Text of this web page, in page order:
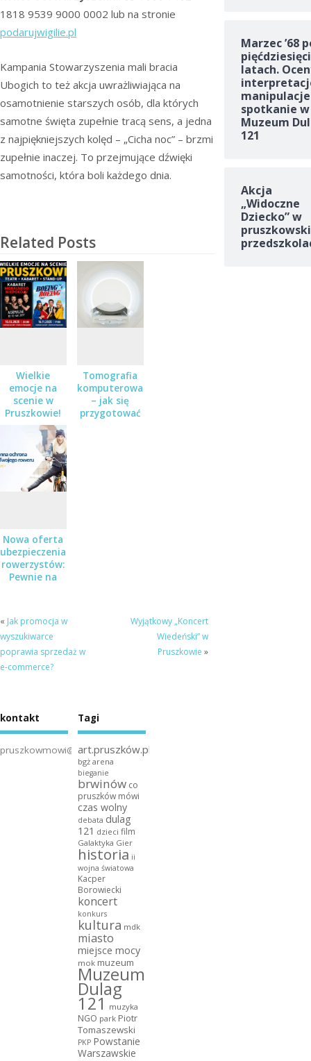
1818 9539 9000 0002 lub na stronie
podarujwigilie.pl
Kampania Stowarzyszenia mali bracia
Ubogich to też akcja uwrażliwiająca na
osamotnienie starszych osób, dla których
samotne święta zupełnie tracą sens, a jedna
z najpiękniejszych kolęd – „Cicha noc” – brzmi
zupełnie inaczej. To przejmujące dźwięki
samotności, która boli każdego dnia.
Related Posts
Wielkie
emocje na
scenie w
Pruszkowie!
Teatr,
kabaret i
stand-up – a
do wygrania
podwójne
zaproszenia!
Tomografia
komputerowa
– jak się
przygotować
Nowa oferta
ubezpieczenia
rowerzystów:
Pewnie na
« Jak promocja w
wyszukiwarce
poprawia sprzedaż w
e-commerce?
Wyjątkowy „Koncert
Wiedeński” w
Pruszkowie »
Marzec ’68
latach.
spotkanie w
Muzeum
121
Akcja
„Widoczne
Dziecko” w
kontakt
pruszkowmowi@gmail.com
Tagi
art.pruszków.pl
bgż arena
bieganie
brwinów co
pruszków mówi
czas wolny
debata dulag
121 dzieci film
Galaktyka Gier
historia ii
wojna światowa
Kacper
Borowiecki
koncert
konkurs
kultura mdk
miasto
miejsce mocy
mok muzeum
Muzeum
Dulag
121 muzyka
NGO park Piotr
Tomaszewski
PKP Powstanie
Warszawskie